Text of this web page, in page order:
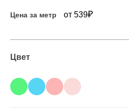
Цена за метр от 539₽
Цвет